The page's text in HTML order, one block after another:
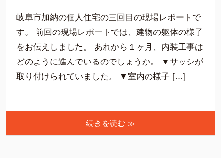
岐阜市加納の個人住宅の三回目の現場レポートで
す。 前回の現場レポートでは、建物の躯体の様子
をお伝えしました。 あれから１ヶ月、内装工事は
どのように進んでいるのでしょうか。 ▼サッシが
取り付けられていました。 ▼室内の様子 […]
続きを読む ≫